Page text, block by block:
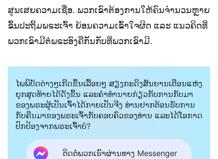
ສູນເສຍຄວາມເຊື່ອ. ພວກເຂົາຕ້ອງການໃຫ້ຄົນຈຳນວນຫຼາຍ
ຂຶ້ນປະຖິ້ມພຣະເຈົ້າ ຍ້ອນຄວາມເຂົ້າໃຈຜິດ ແລະ ແນວຄິດທີ່
ພວກເຂົາມີຕໍ່ພຣະອົງຄືກັນກັບທີ່ພວກເຂົາມີ.
ໄພພິບັດຕ່າງໆເກີດຂຶ້ນເລື້ອຍໆ ສຽງກະດິງສັນຍານເຕືອນແຫ່ງ
ຍຸກສຸດທ້າຍໄດ້ດັງຂຶ້ນ ແລະຄໍາທໍານາຍກ່ຽວກັບການກັບມາ
ຂອງພຣະຜູ້ເປັນເຈົ້າໄດ້ກາຍເປັນຈີງ ທ່ານຢາກຕ້ອນຮັບການ
ກັບຄືນມາຂອງພຣະເຈົ້າກັບຄອບຄົວຂອງທ່ານ ແລະໄດ້ໂອກາດ
ປົກປ້ອງຈາກພຣະເຈົ້າບໍ?
ຕິດຕໍ່ພວກເຮົາຜ່ານທາງ Messenger